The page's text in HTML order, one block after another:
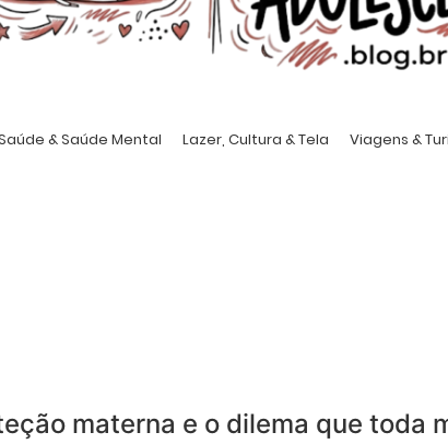
& Saúde Mental Lazer, Cultura & Tela Viagens &
materna e o dilema que toda